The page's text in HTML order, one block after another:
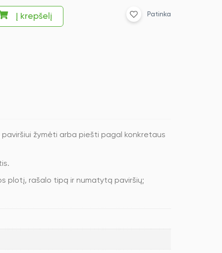
Į krepšelį Patinka
žymėti arba piešti pagal konkretaus
plotį, rašalo tipą ir numatytą paviršių;